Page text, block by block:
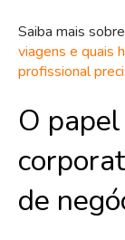
Saiba mais
viagens e quais
profissional
O
de